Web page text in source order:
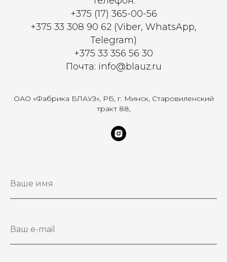
+375 (17) 365-00-56
+375 33 308 90 62 (Viber, WhatsApp,
Telegram)
+375 33 356 56 30
Почта: info@blauz.ru
ОАО «Фабрика БЛАУЗ», РБ, г. Минск, Старовиленский
тракт 88,